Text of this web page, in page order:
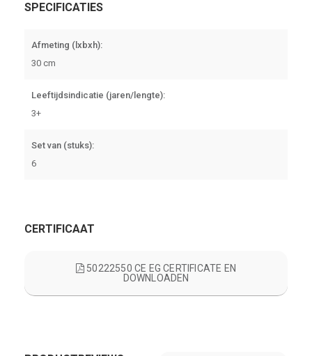
SPECIFICATIES
Afmeting (lxbxh):
30 cm
Leeftijdsindicatie (jaren/lengte):
3+
Set van (stuks):
6
CERTIFICAAT
50222550 CE EG CERTIFICATE EN
DOWNLOADEN